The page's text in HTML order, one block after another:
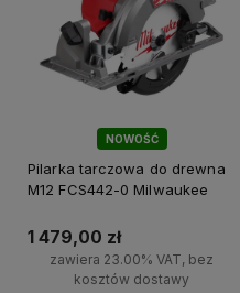
NOWOŚĆ
Pilarka tarczowa do drewna
M12 FCS442-0 Milwaukee
1 479,00 zł
zawiera 23.00% VAT, bez
kosztów dostawy